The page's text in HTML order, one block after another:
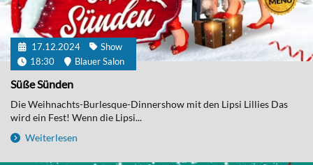
17.12.2024
Show
18:30
Blauer Salon
Süße Sünden
Die Weihnachts-Burlesque-Dinnershow mit den Lipsi Lillies Das
wird ein Fest! Wenn die Lipsi...
Weiterlesen